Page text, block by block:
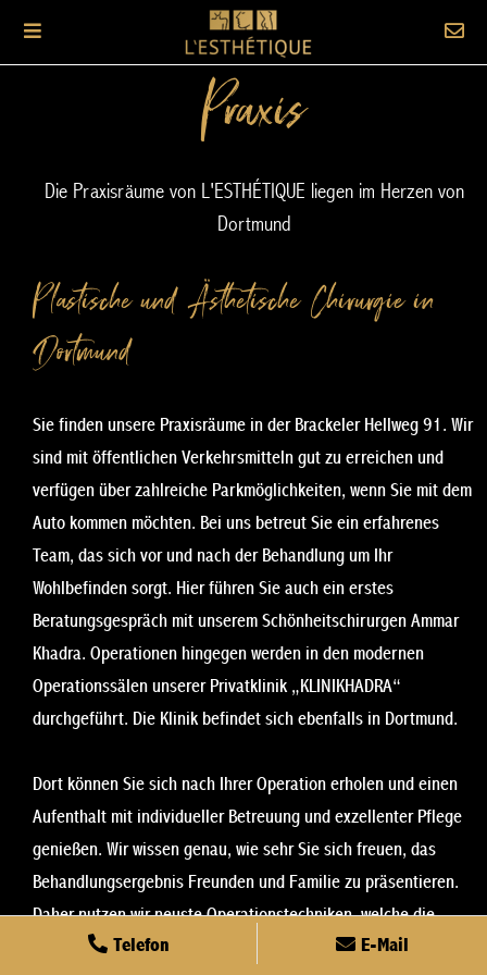
Telefon E-Mail
Praxis
Die Praxisräume von L'ESTHÉTIQUE liegen im Herzen von
Dortmund
Plastische und Ästhetische Chirurgie in
Dortmund
Sie finden unsere Praxisräume in der Brackeler Hellweg 91. Wir
sind mit öffentlichen Verkehrsmitteln gut zu erreichen und
verfügen über zahlreiche Parkmöglichkeiten, wenn Sie mit dem
Auto kommen möchten. Bei uns betreut Sie ein erfahrenes
Team, das sich vor und nach der Behandlung um Ihr
Wohlbefinden sorgt. Hier führen Sie auch ein erstes
Beratungsgespräch mit unserem Schönheitschirurgen Ammar
Khadra. Operationen hingegen werden in den modernen
Operationssälen unserer Privatklinik „KLINIKHADRA“
durchgeführt. Die Klinik befindet sich ebenfalls in Dortmund.
Dort können Sie sich nach Ihrer Operation erholen und einen
Aufenthalt mit individueller Betreuung und exzellenter Pflege
genießen. Wir wissen genau, wie sehr Sie sich freuen, das
Behandlungsergebnis Freunden und Familie zu präsentieren.
Daher nutzen wir neuste Operationstechniken, welche die
Aufenthaltsdauer und Rekonvaleszenz-Phase deutlich